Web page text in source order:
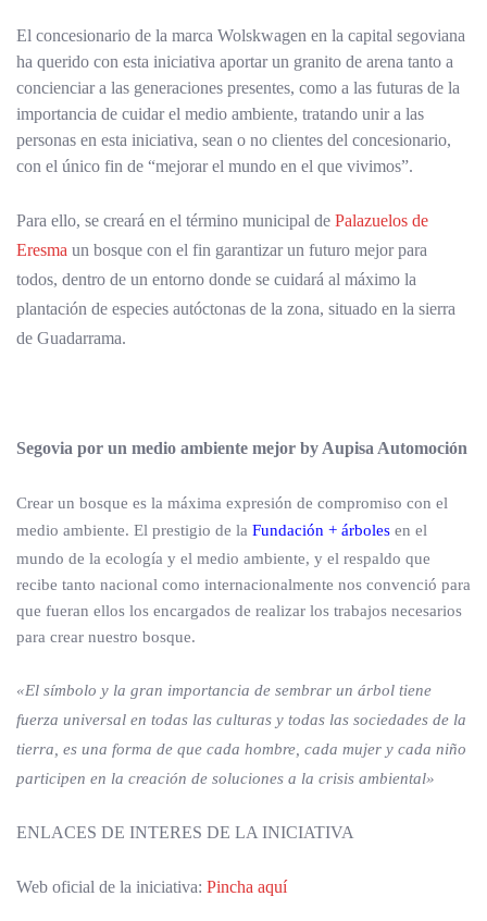
El concesionario de la marca Wolskwagen en la capital segoviana
ha querido con esta iniciativa aportar un granito de arena tanto a
concienciar a las generaciones presentes, como a las futuras de la
importancia de cuidar el medio ambiente, tratando unir a las
personas en esta iniciativa, sean o no clientes del concesionario,
con el único fin de “mejorar el mundo en el que vivimos”.
Para ello, se creará en el término municipal de Palazuelos de
Eresma un bosque con el fin garantizar un futuro mejor para
todos, dentro de un entorno donde se cuidará al máximo la
plantación de especies autóctonas de la zona, situado en la sierra
de Guadarrama.
Segovia por un medio ambiente mejor by Aupisa Automoción
Crear un bosque es la máxima expresión de compromiso con el
medio ambiente. El prestigio de la Fundación + árboles en el
mundo de la ecología y el medio ambiente, y el respaldo que
recibe tanto nacional como internacionalmente nos convenció para
que fueran ellos los encargados de realizar los trabajos necesarios
para crear nuestro bosque.
«El símbolo y la gran importancia de sembrar un árbol tiene
fuerza universal en todas las culturas y todas las sociedades de la
tierra, es una forma de que cada hombre, cada mujer y cada niño
participen en la creación de soluciones a la crisis ambiental»
ENLACES DE INTERES DE LA INICIATIVA
Web oficial de la iniciativa: Pincha aquí